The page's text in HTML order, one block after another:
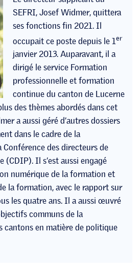
SEFRI, Josef Widmer, quittera
ses fonctions fin 2021. Il
occupait ce poste depuis le 1er
janvier 2013. Auparavant, il a
dirigé le service Formation
professionnelle et formation
continue du canton de Lucerne
des thèmes abordés dans cet
a aussi géré d’autres dossiers
dans le cadre de la
des directeurs de
(CDIP). Il s’est aussi engagé
numérique de la formation et
la formation, avec le rapport sur
les quatre ans. Il a aussi œuvré
communs de la
cantons en matière de politique